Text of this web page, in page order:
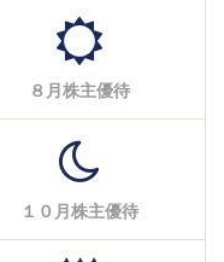
８月株主優待
１０月株主優待